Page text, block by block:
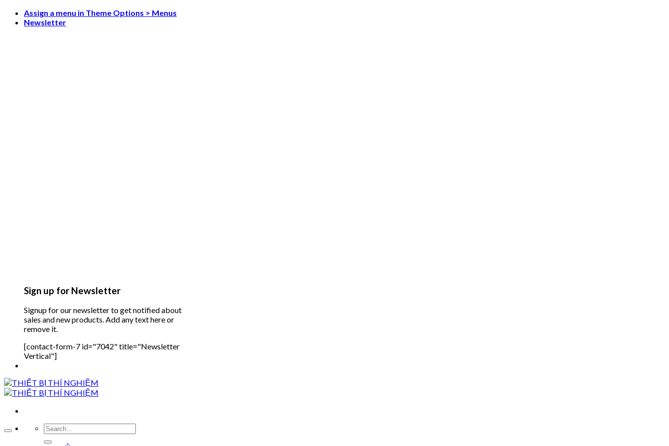
Skip
Assign a menu in Theme Options > Menus
Newsletter
Sign up for Newsletter
Signup for our newsletter to get notified about
sales and new products. Add any text here or
remove it.
[contact-form-7 id="7042" title="Newsletter
Vertical"]
Search
for: